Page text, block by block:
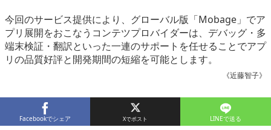
今回のサービス提供により、グローバル版「Mobage」でア
プリ展開をおこなうコンテツプロバイダーは、デバッグ・多
端末検証・翻訳といった一連のサポートを任せることでアプ
リの品質好評と開発期間の短縮を可能とします。
《近藤智子》
Facebookでシェア LINEで送る